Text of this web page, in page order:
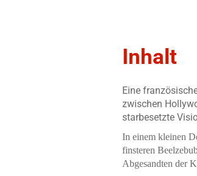
Inhalt
Eine
zwischen
starbesetzte
In einem kleinen
finsteren
Abgesandten der